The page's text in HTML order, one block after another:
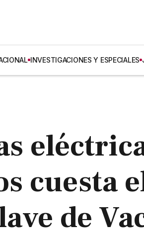
INVESTIGACIONES Y ESPECIALES
cuesta
de